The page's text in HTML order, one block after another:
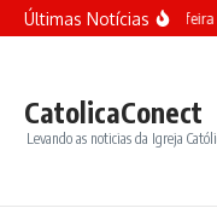
Ir para o conteúdo
Últimas NotíciasTerça-feira
CatolicaConect
Levando as noticias da Igreja